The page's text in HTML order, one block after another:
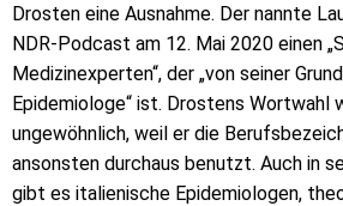
Drosten eine Ausnahme. Der nannte
NDR-Podcast am 12. Mai 2020 einen
Medizinexperten“, der „von seiner
Epidemiologe“ ist. Drostens Wortwahl
ungewöhnlich, weil er die
ansonsten durchaus benutzt. Auch in
gibt es italienische Epidemiologen,